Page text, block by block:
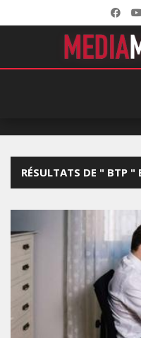
RÉSULTATS DE " BTP "